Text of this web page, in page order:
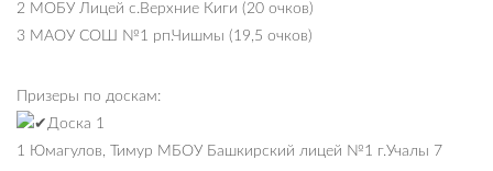
2 МОБУ Лицей с.Верхние Киги (20 очков)
3 МАОУ СОШ №1 рп.Чишмы (19,5 очков)
Призеры по доскам:
Доска 1
1 Юмагулов, Тимур МБОУ Башкирский лицей №1 г.Учалы 7